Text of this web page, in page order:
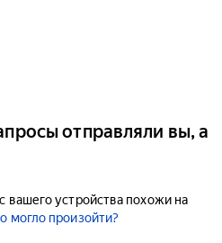
отправляли вы, а
вашего устройства похожи на
могло произойти?